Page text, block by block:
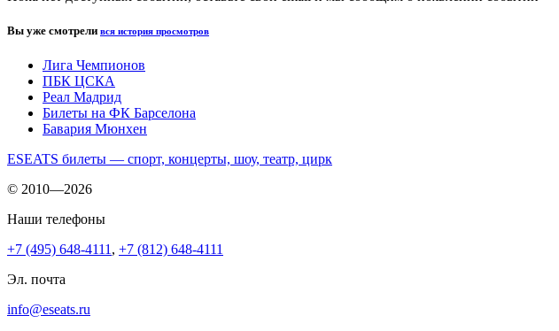
Вы уже смотрели вся история просмотров
Лига Чемпионов
ПБК ЦСКА
Реал Мадрид
Билеты на ФК Барселона
Бавария Мюнхен
ESEATS билеты — спорт, концерты, шоу, театр, цирк
© 2010—2026
Наши телефоны
+7 (495) 648-4111 , +7 (812) 648-4111
Эл. почта
info@eseats.ru